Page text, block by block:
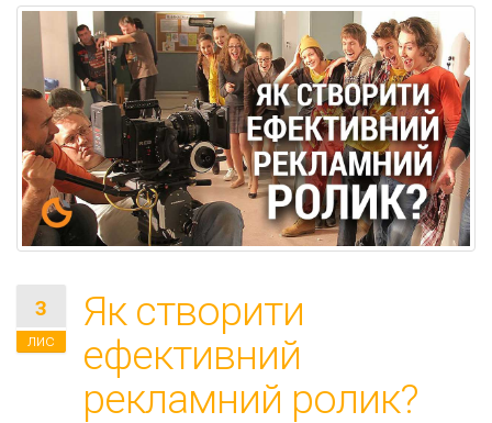
3
лис
Як створити
ефективний
рекламний ролик?